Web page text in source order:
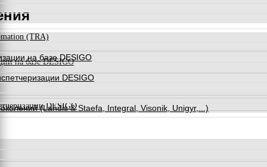
на базе DESIGO
DESIGO
(Landis & Staefa, Integral, Visonik, Unigyr,...)
(TRA)
на базе DESIGO
DESIGO